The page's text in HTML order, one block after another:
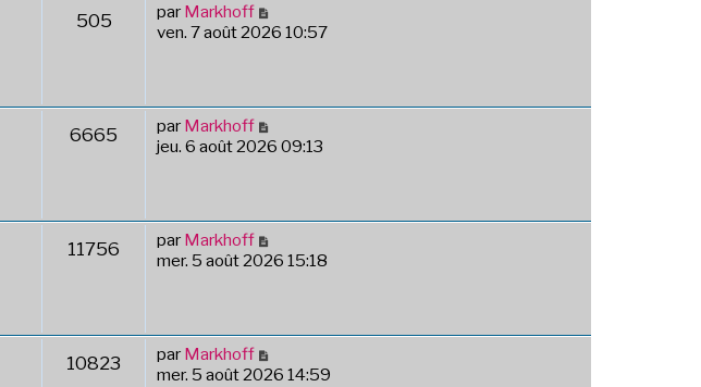
505 par Markhoff
ven. 7 août 2026 10:57
6665 par Markhoff
jeu. 6 août 2026 09:13
11756 par Markhoff
mer. 5 août 2026 15:18
10823 par Markhoff
mer. 5 août 2026 14:59